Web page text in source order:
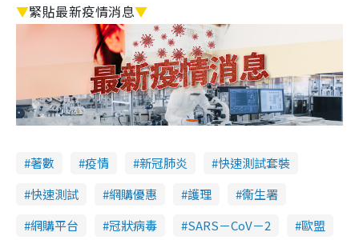
▼緊貼最新疫情消息▼
著數 疫情 新冠肺炎
快速測試套裝
快速測試
網購優惠 護理
衞生署
網購平台
冠狀病毒 SARS－CoV－2 歐盟